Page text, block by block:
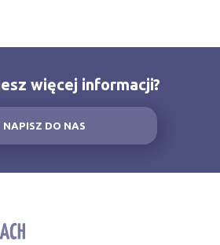
więcej informacji?
NAPISZ DO NAS